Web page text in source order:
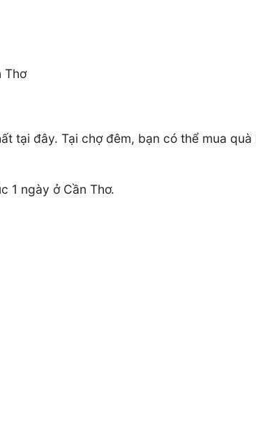
Thơ
tại đây. Tại chợ đêm, bạn có thể mua quà
1 ngày ở Cần Thơ.